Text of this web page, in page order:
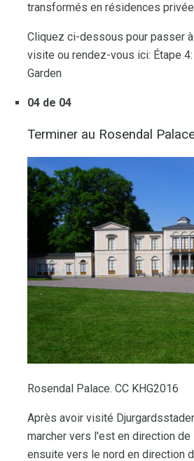
transformés en résidences
Cliquez ci-dessous pour passer
visite ou rendez-vous ici: Étape
Garden
04 de 04
Terminer au Rosendal
Rosendal Palace. CC KHG2016
Après avoir visité
marcher vers l'est en direction de
ensuite vers le nord en direction